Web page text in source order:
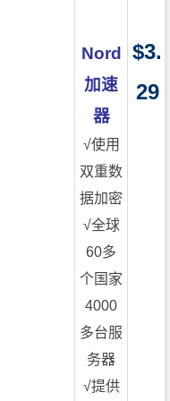
Nord
加速
器
√使用
双重数
据加密
√全球
60多
个国家
4000
多台服
务器
√提供
$3.
29